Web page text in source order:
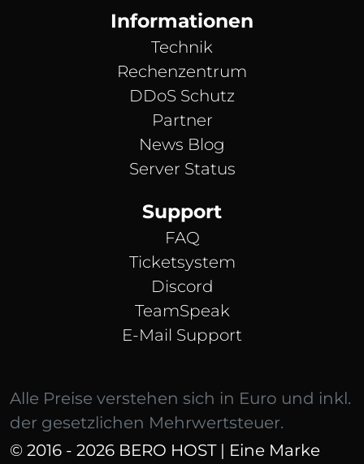
Informationen
Technik
Rechenzentrum
DDoS Schutz
Partner
News Blog
Server Status
Support
FAQ
Ticketsystem
Discord
TeamSpeak
E-Mail Support
Alle Preise verstehen sich in Euro und inkl.
der gesetzlichen Mehrwertsteuer.
© 2016 - 2026 BERO HOST | Eine Marke